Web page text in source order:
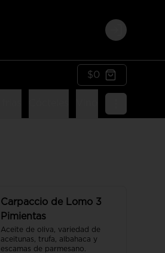
Login
$0
Carpaccio de Lomo 3
Pimientas
Aceite de oliva, variedad de
aceitunas, trufa, albahaca y
escamas de parmesano.